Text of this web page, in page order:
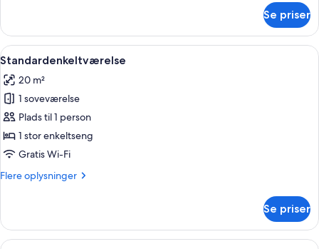
suite
1
seng
Se priser
Indlæs
alle
billeder
af
Standardenkeltværelse
Et soveværelse med seng,
1
Standardenkeltværelse
20 m²
1 soveværelse
Plads til 1 person
1 stor enkeltseng
Gratis Wi-Fi
Flere oplysninger
Flere
Se priser